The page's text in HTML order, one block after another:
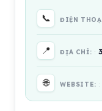
📞 ĐIỆN
📍 ĐỊA CHỈ:
🌐 WEBSITE: